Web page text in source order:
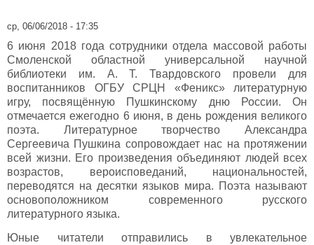
ср, 06/06/2018 - 17:35
6 июня 2018 года сотрудники отдела массовой работы
Смоленской областной универсальной научной
библиотеки им. А. Т. Твардовского провели для
воспитанников ОГБУ СРЦН «Феникс» литературную
игру, посвящённую Пушкинскому дню России. Он
отмечается ежегодно 6 июня, в день рождения великого
поэта. Литературное творчество Александра
Сергеевича Пушкина сопровождает нас на протяжении
всей жизни. Его произведения объединяют людей всех
возрастов, вероисповеданий, национальностей,
переводятся на десятки языков мира. Поэта называют
основоположником современного русского
литературного языка.
Юные читатели отправились в увлекательное